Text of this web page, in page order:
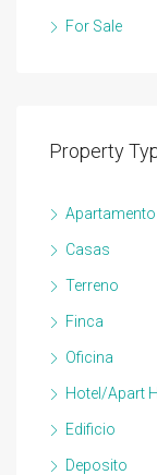
For Sale
Property
Apartamento
Casas
Terreno
Finca
Oficina
Hotel/Apart
Edificio
Deposito